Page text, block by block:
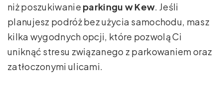
niż poszukiwanie parkingu w Kew. Jeśli
planujesz podróż bez użycia samochodu, masz
kilka wygodnych opcji, które pozwolą Ci
uniknąć stresu związanego z parkowaniem oraz
zatłoczonymi ulicami.